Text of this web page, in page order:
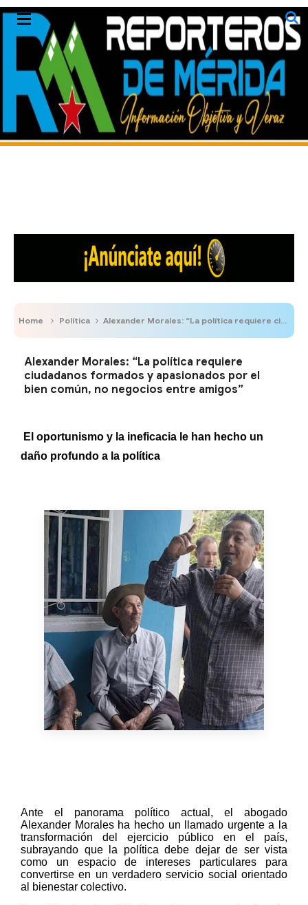
Home Política Alexander Morales: “La política requiere ciudadanos formados y apasionados por el bien común, no negocios entre amigos”
Alexander Morales: “La política requiere
ciudadanos formados y apasionados por el
bien común, no negocios entre amigos”
El oportunismo y la ineficacia le han hecho un
daño profundo a la política
Ante el panorama político actual, el abogado
Alexander Morales ha hecho un llamado urgente a la
transformación del ejercicio público en el país,
subrayando que la política debe dejar de ser vista
como un espacio de intereses particulares para
convertirse en un verdadero servicio social orientado
al bienestar colectivo.